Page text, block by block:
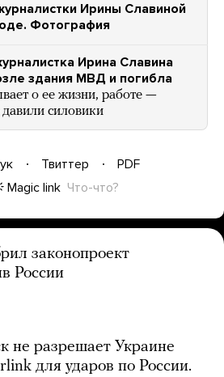
Ирины Славиной
Фотография
Ирина Славина
здания МВД и погибла
о ее жизни, работе —
силовики
Твиттер
PDF
Magic link Что-что?
законопроект
России
не разрешает Украине
для ударов по России.